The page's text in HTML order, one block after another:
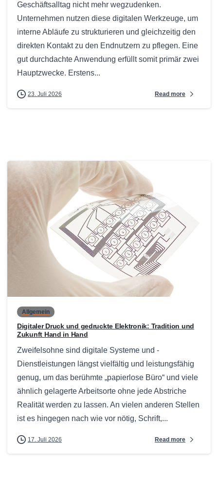
Geschäftsalltag nicht mehr wegzudenken.
Unternehmen nutzen diese digitalen Werkzeuge, um
interne Abläufe zu strukturieren und gleichzeitig den
direkten Kontakt zu den Endnutzern zu pflegen. Eine
gut durchdachte Anwendung erfüllt somit primär zwei
Hauptzwecke. Erstens...
23. Juli 2026 Read more
Allgemein
Digitaler Druck und gedruckte Elektronik: Tradition und
Zukunft Hand in Hand
Zweifelsohne sind digitale Systeme und -
Dienstleistungen längst vielfältig und leistungsfähig
genug, um das berühmte „papierlose Büro“ und viele
ähnlich gelagerte Arbeitsorte ohne jede Abstriche
Realität werden zu lassen. An vielen anderen Stellen
ist es hingegen nach wie vor nötig, Schrift,...
17. Juli 2026 Read more